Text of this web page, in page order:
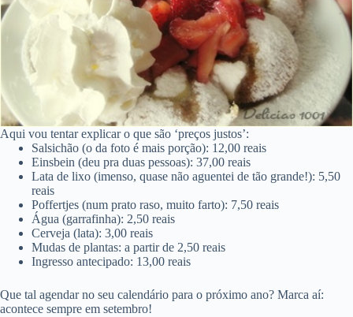
Aqui vou tentar explicar o que são ‘preços justos’:
Salsichão (o da foto é mais porção): 12,00 reais
Einsbein (deu pra duas pessoas): 37,00 reais
Lata de lixo (imenso, quase não aguentei de tão grande!): 5,50
reais
Poffertjes (num prato raso, muito farto): 7,50 reais
Água (garrafinha): 2,50 reais
Cerveja (lata): 3,00 reais
Mudas de plantas: a partir de 2,50 reais
Ingresso antecipado: 13,00 reais
Que tal agendar no seu calendário para o próximo ano? Marca aí:
acontece sempre em setembro!